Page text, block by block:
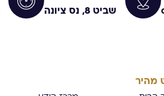
שביט 8, נס ציונה
מהיר